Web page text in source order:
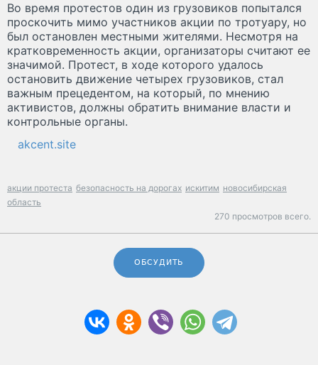
Во время протестов один из грузовиков попытался
проскочить мимо участников акции по тротуару, но
был остановлен местными жителями. Несмотря на
кратковременность акции, организаторы считают ее
значимой. Протест, в ходе которого удалось
остановить движение четырех грузовиков, стал
важным прецедентом, на который, по мнению
активистов, должны обратить внимание власти и
контрольные органы.
akcent.site
акции протеста безопасность на дорогах искитим новосибирская
область
270 просмотров всего.
ОБСУДИТЬ